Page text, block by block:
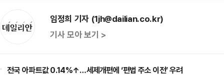
임정희 기자 (1jh@dailian.co.kr)
기사 모아 보기 >
전국 아파트값 0.14%↑…세제개편에 ‘편법 주소 이전’ 우려